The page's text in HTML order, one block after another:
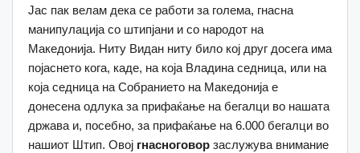
Јас пак велам дека се работи за голема, гнасна
манипулација со штипјани и со народот на
Македонија. Ниту Видан ниту било кој друг досега има
појаснето кога, каде, на која Владина седница, или на
која седница на Собранието на Македонија е
донесена одлука за прифаќање на бегалци во нашата
држава и, посебно, за прифаќање на 6.000 бегалци во
нашиот Штип. Oвој гнасноговор заслужува внимание